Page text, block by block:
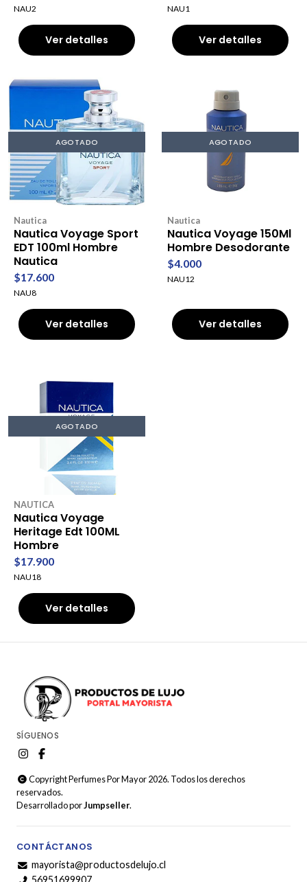
NAU2
Ver detalles
NAU1
Ver detalles
AGOTADO
Nautica
Nautica Voyage Sport
EDT 100ml Hombre
Nautica
$17.600
NAU8
Ver detalles
AGOTADO
Nautica
Nautica Voyage 150Ml
Hombre Desodorante
$4.000
NAU12
Ver detalles
AGOTADO
NAUTICA
Nautica Voyage
Heritage Edt 100ML
Hombre
$17.900
NAU18
Ver detalles
SÍGUENOS
Copyright Perfumes Por Mayor 2026. Todos los derechos
reservados.
Desarrollado porJumpseller.
CONTÁCTANOS
mayorista@productosdelujo.cl
56951699907